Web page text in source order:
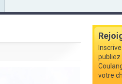
publiez
votre